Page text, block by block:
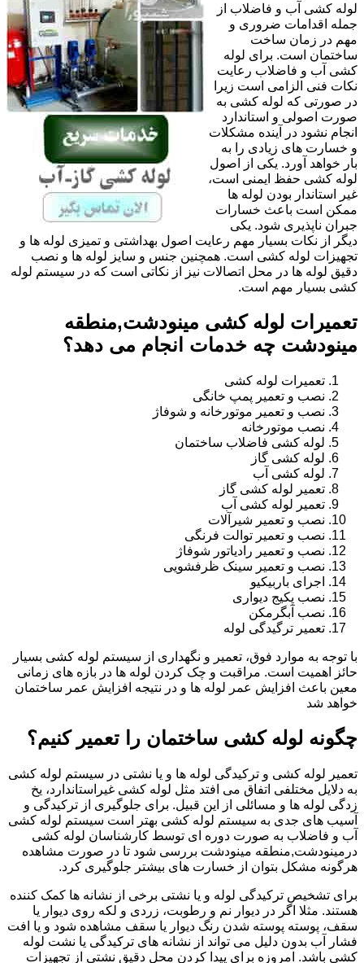
لوله کشی آب و فاضلاب از
جمله اقدامات ضروری و
مهم در زمان ساخت
ساختمان است. برای لوله
کشی آب و فاضلاب رعایت
نکات فنی الزامی است زیرا
در صورتی که لوله کشی به
صورت اصولی و استاندارد
انجام نشود در آینده مشکلات
و خسارت های زیادی را به
بار خواهد آورد. یکی از اصول
لوله کشی حفظ ایمنی است،
غیر استاندار بودن لوله ها
ممکن است باعث خسارات
جبران ناپذیری شود. یکی
دیگر از نکات بسیار مهم رعایت اصول بهداشتی و تمیزی لوله ها و
تجهیزات لوله کشی است. همچنین جنس و سایز لوله ها و نصب
دقیق لوله ها در محل اتصالات نیز از نکاتی است که در سیستم لوله
کشی بسیار مهم است.
تعمیرات لوله کشی مینودشت,منطقه
مینودشت چه خدمات انجام می دهد؟
تعمیرات لوله کشی
نصب و تعمیر پمپ خانگی
نصب و تعمیر موتورخانه و شوفاژ
نصب موتورخانه
لوله کشی فاضلاب ساختمان
لوله کشی گاز
لوله کشی آب
تعمیر لوله کشی گاز
تعمیر لوله کشی آب
نصب و تعمیر شیرآلات
نصب و تعمیر توالت فرنگی
نصب و تعمیر رادیاتور شوفاژ
نصب و تعمیر سینک ظرفشویی
اجرای باربیکیو
نصب پکیج دیواری
نصب آبگرمکن
تعمیر ترگیدگی لوله
با توجه به موارد فوق، تعمیر و نگهداری از سیستم لوله کشی بسیار
حائز اهمیت است. مراقبت و چک کردن لوله ها در بازه های زمانی
معین باعث افزایش عمر لوله ها و در نتیجه افزایش عمر ساختمان
خواهد شد
چگونه لوله کشی ساختمان را تعمیر کنیم؟
تعمیر لوله کشی و ترکیدگی لوله ها و یا نشتی در سیستم لوله کشی
به دلایل مختلفی اتفاق می افتد مثل لوله کشی غیراستاندارد، یخ
زدگی لوله ها و مسائلی از این قبیل. برای جلوگیری از ترکیدگی و
آسیب های جدی به سیستم لوله کشی بهتر است سیستم لوله کشی
آب و فاضلاب به صورت دوره ای توسط کارشناسان لوله کشی
درمینودشت,منطقه مینودشت بررسی شود تا در صورت مشاهده
هرگونه مشکل بتوان از خسارت های بیشتر جلوگیری کرد.
برای تشخیص ترکیدگی لوله و یا نشتی برخی از نشانه ها کمک کننده
هستند. مثلا اگر در دیوار نم و رطوبت، زردی و لکه روی دیوار یا
سقف، پوسته پوسته شدن رنگ دیوار یا سقف مشاهده شود و یا افت
فشار آب بدون دلیل می تواند از نشانه های ترکیدگی یا نشت لوله
کشی باشد. امروزه برای پیدا کردن محل دقیق نشتی از تجهیزات